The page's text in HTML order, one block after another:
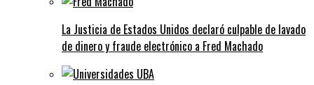
La Justicia de Estados Unidos declaró culpable de lavado
de dinero y fraude electrónico a Fred Machado